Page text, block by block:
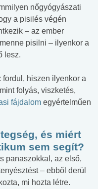
nőgyógyászati
a pisilés végén
– az ember
pisilni – ilyenkor a
lesz.
fordul, hiszen ilyenkor a
folyás, viszketés,
fájdalom egyértelműen
és miért
sem segít?
panaszokkal, az első,
– ebből derül
mi hozta létre.